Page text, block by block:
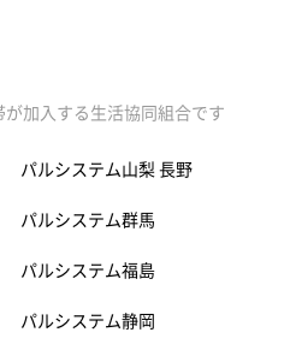
加入する生活協同組合です
パルシステム山梨 長野
パルシステム群馬
パルシステム福島
パルシステム静岡